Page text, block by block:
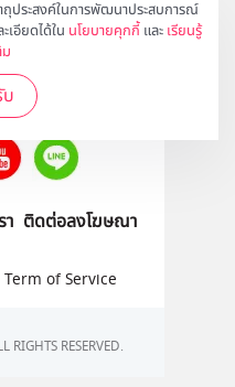
ประสงค์ในการพัฒนาประสบการณ์
เอียดได้ใน นโยบายคุกกี้ และ เรียนรู้
ได้ที่
ติดต่อลงโฆษณา
Term of Service
RESERVED.